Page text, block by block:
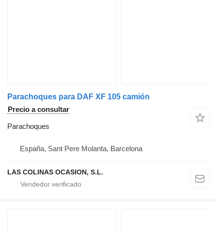
Parachoques para DAF XF 105 camión
Precio a consultar
Parachoques
España, Sant Pere Molanta, Barcelona
LAS COLINAS OCASION, S.L.